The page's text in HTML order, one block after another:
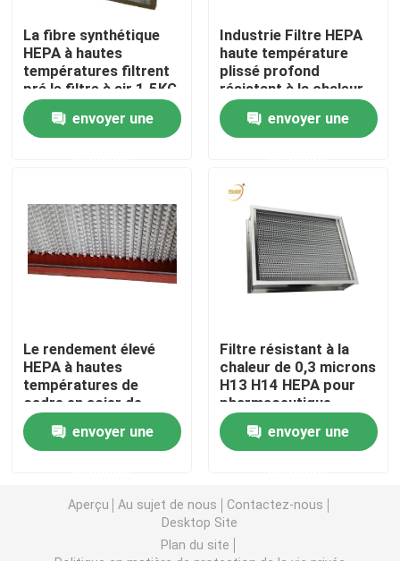
Filtre profond du pli HEPA
Pré filtre à air
Filtre à air de cabine de peinture
Filtre à air de sac
Filtre à air de la CAHT
Filtre du joint HEPA de gel
Filtre de banque de V
La fibre synthétique
HEPA à hautes
températures filtrent
pré le filtre à air 1.5KG
envoyer une
Industrie Filtre HEPA
haute température
plissé profond
résistant à la chaleur
pour les équipements
de fourenvoyer une
Le rendement élevé
HEPA à hautes
températures de
cadre en acier de
Stainess filtrent le
papier d'aluminium
envoyer une
Filtre résistant à la
chaleur de 0,3 microns
H13 H14 HEPA pour
pharmaceutique
envoyer une
Aperçu Au sujet de nous
Contactez-nous
Desktop Site
Plan du site